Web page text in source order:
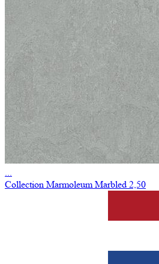
...
Collection Marmoleum Marbled 2,50